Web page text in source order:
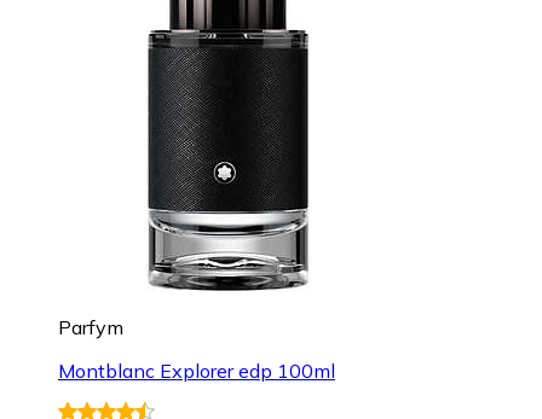
Parfym
Montblanc Explorer edp 100ml